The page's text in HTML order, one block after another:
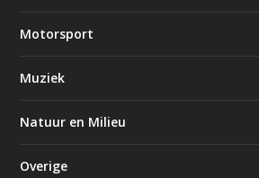
Motorsport
Muziek
Natuur en Milieu
Overige